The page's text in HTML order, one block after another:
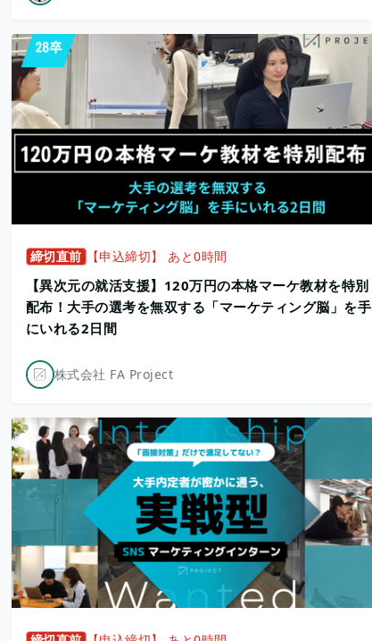
締切直前 【申込締切】 あと0時間
【異次元の就活支援】120万円の本格マーケ教材を特別
配布！大手の選考を無双する「マーケティング脳」を手
にいれる2日間
株式会社 FA Project